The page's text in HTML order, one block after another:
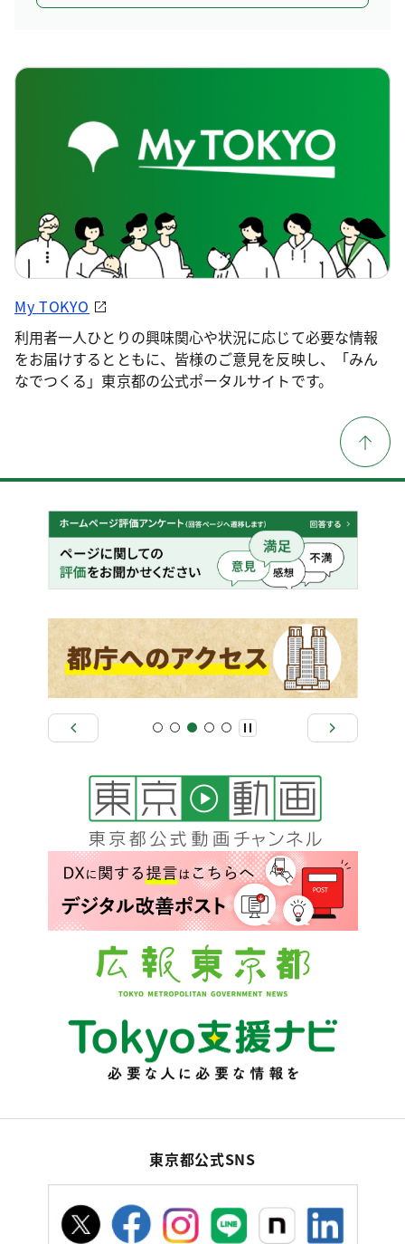
My TOKYO
利用者一人ひとりの興味関心や状況に応じて必要な情報
をお届けするとともに、皆様のご意見を反映し、「みん
なでつくる」東京都の公式ポータルサイトです。
東京都公式SNS